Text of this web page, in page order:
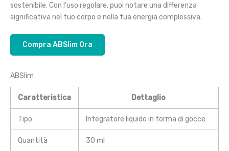
sostenibile. Con l’uso regolare, puoi notare una differenza
significativa nel tuo corpo e nella tua energia complessiva.
Compra ABSlim Ora
ABSlim
Caratteristica Dettaglio
Tipo Integratore liquido in forma di gocce
Quantità 30 ml